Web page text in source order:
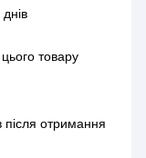
товару
отримання